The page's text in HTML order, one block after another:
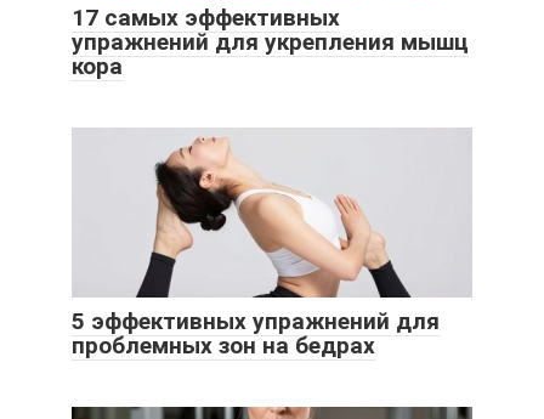
17 самых эффективных
упражнений для укрепления мышц
кора
5 эффективных упражнений для
проблемных зон на бедрах